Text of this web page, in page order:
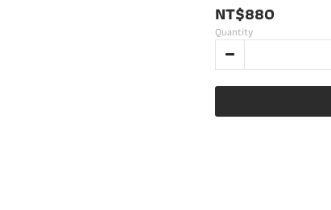
NT$880
Quantity